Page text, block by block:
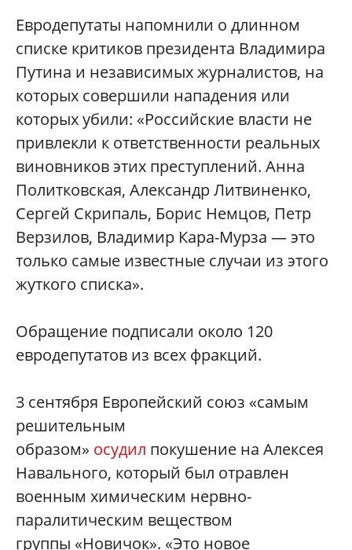
Евродепутаты напомнили о длинном
списке критиков президента Владимира
Путина и независимых журналистов, на
которых совершили нападения или
которых убили: «Российские власти не
привлекли к ответственности реальных
виновников этих преступлений. Анна
Политковская, Александр Литвиненко,
Сергей Скрипаль, Борис Немцов, Петр
Верзилов, Владимир Кара-Мурза — это
только самые известные случаи из этого
жуткого списка».
Обращение подписали около 120
евродепутатов из всех фракций.
3 сентября Европейский союз «самым
решительным
образом» осудил покушение на Алексея
Навального, который был отравлен
военным химическим нервно-
паралитическим веществом
группы «Новичок». «Это новое